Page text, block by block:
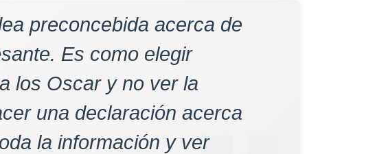
preconcebida acerca de
Es como elegir
los Oscar y no ver la
una declaración acerca
la información y ver